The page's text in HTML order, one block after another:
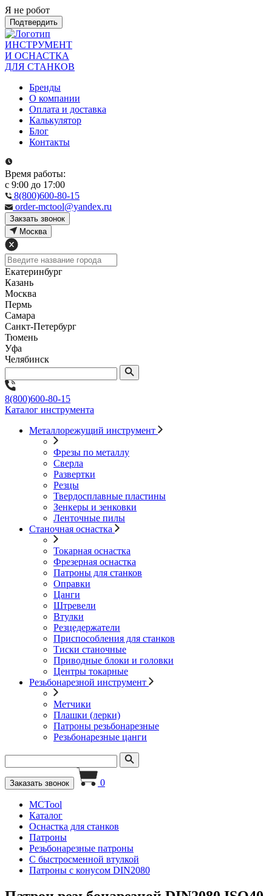
Я не робот
Подтвердить
ИНСТРУМЕНТ
И ОСНАСТКА
ДЛЯ СТАНКОВ
Бренды
О компании
Оплата и доставка
Калькулятор
Блог
Контакты
Время работы:
с 9:00 до 17:00
8(800)600-80-15
order-mctool@yandex.ru
Закзать звонок
Москва
Екатеринбург
Казань
Москва
Пермь
Самара
Санкт-Петербург
Тюмень
Уфа
Челябинск
8(800)600-80-15
Каталог инструмента
Металлорежущий инструмент
Фрезы по металлу
Сверла
Развертки
Резцы
Твердосплавные пластины
Зенкеры и зенковки
Ленточные пилы
Станочная оснастка
Токарная оснастка
Фрезерная оснастка
Патроны для станков
Оправки
Цанги
Штревели
Втулки
Резцедержатели
Приспособления для станков
Тиски станочные
Приводные блоки и головки
Центры токарные
Резьбонарезной инструмент
Метчики
Плашки (лерки)
Патроны резьбонарезные
Резьбонарезные цанги
Заказать звонок 0
MCTool
Каталог
Оснастка для станков
Патроны
Резьбонарезные патроны
С быстросменной втулкой
Патроны с конусом DIN2080